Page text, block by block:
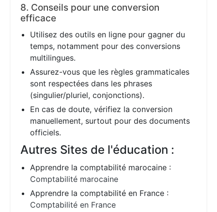
8. Conseils pour une conversion
efficace
Utilisez des outils en ligne pour gagner du
temps, notamment pour des conversions
multilingues.
Assurez-vous que les règles grammaticales
sont respectées dans les phrases
(singulier/pluriel, conjonctions).
En cas de doute, vérifiez la conversion
manuellement, surtout pour des documents
officiels.
Autres Sites de l'éducation :
Apprendre la comptabilité marocaine :
Comptabilité marocaine
Apprendre la comptabilité en France :
Comptabilité en France